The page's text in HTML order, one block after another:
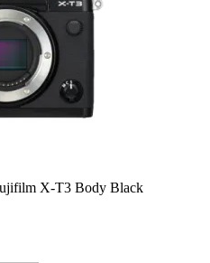
X-T3 Body Black